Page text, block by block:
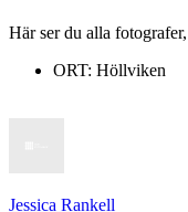
Här ser du alla
ORT: Höllviken
Jessica Rankell